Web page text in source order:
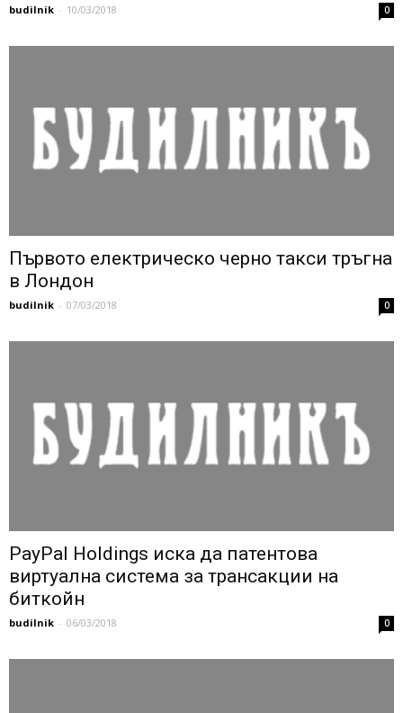
budilnik - 10/03/2018 0
Първото електрическо черно такси тръгна
в Лондон
budilnik - 07/03/2018 0
PayPal Holdings иска да патентова
виртуална система за трансакции на
биткойн
budilnik - 06/03/2018 0